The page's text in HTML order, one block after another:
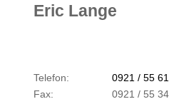
Eric Lange
Telefon:
0921 / 55
Fax:
0921 / 55